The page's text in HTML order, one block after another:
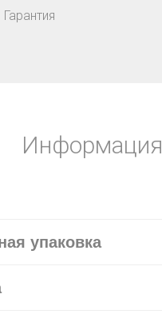
Гарантия
Информация
упаковка